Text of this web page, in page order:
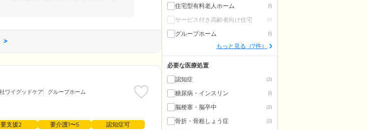
ワイグッドケア グループホーム
要支援2 要介護1〜5 認知症可
住宅型有料老人ホーム (1)
サービス付き高齢者向け住宅 (0)
グループホーム (1)
もっと見る（7件）
必要な医療処置
認知症
(2)
糖尿病・インスリン (1)
脳梗塞・脳卒中 (2)
骨折・骨粗しょう症 (2)